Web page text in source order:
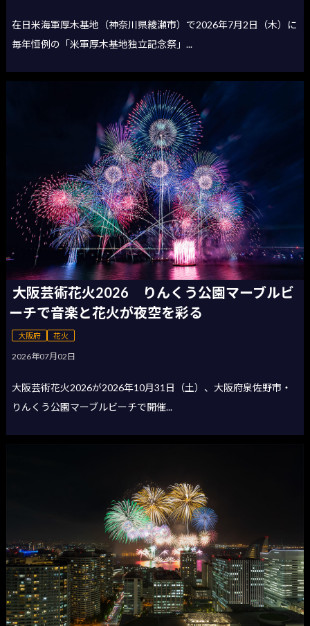
在日米海軍厚木基地（神奈川県綾瀬市）で2026年7月2日（木）に
毎年恒例の「米軍厚木基地独立記念祭」...
大阪芸術花火2026 りんくう公園マーブルビ
ーチで音楽と花火が夜空を彩る
大阪府 花火
2026年07月02日
大阪芸術花火2026が2026年10月31日（土）、大阪府泉佐野市・
りんくう公園マーブルビーチで開催...